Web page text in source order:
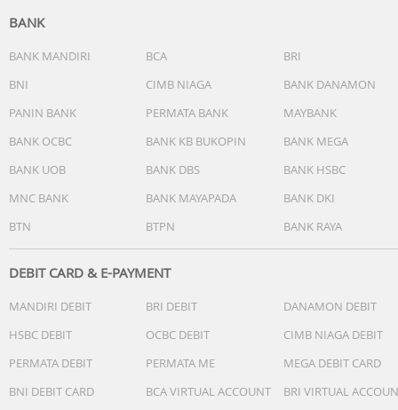
Movie, High Resolution, Dual View, Film
Movie, High Resolution, Pano, Ultra HD, Document, Slow-
mo, Time-lapse, Supermoon, Astro, Pro, Snapshot, Food,
• Audio playback: AAC, WAV, MP3, MIDI, Vorbis, APE, FLAC
• Video playback: MP4, 3GP, AVI, FLV, MKV, WEBM, TS, ASF
• Wi-Fi: 2.4GHz / 5GHz
• Bluetooth: 5.4
• GPS: GPS, Beidou, GLONASS, Galileo, QZSS
• NFC: Didukung
• OTG: Didukung
• Sensor: Accelerometer, Ambient Light, E-compass,
Proximity, Gyroscope
• Isi kotak: Unit, charger, kabel USB, eject tool, phone
film pelindung, kartu garansi
BANK
BANK MANDIRI BCA
BRI
BNI
CIMB NIAGA
BANK DANAMON
PANIN BANK
PERMATA BANK
MAYBANK
BANK OCBC
BANK KB BUKOPIN
BANK MEGA
BANK UOB
BANK DBS
BANK HSBC
MNC BANK
BANK MAYAPADA
BANK DKI
BTN
BTPN BANK RAYA
DEBIT CARD & E-PAYMENT
MANDIRI DEBIT BRI DEBIT
DANAMON DEBIT
HSBC DEBIT
OCBC DEBIT
CIMB NIAGA DEBIT
PERMATA DEBIT
PERMATA ME
MEGA DEBIT CARD
BNI DEBIT CARD
BCA VIRTUAL ACCOUNT
BRI VIRTUAL